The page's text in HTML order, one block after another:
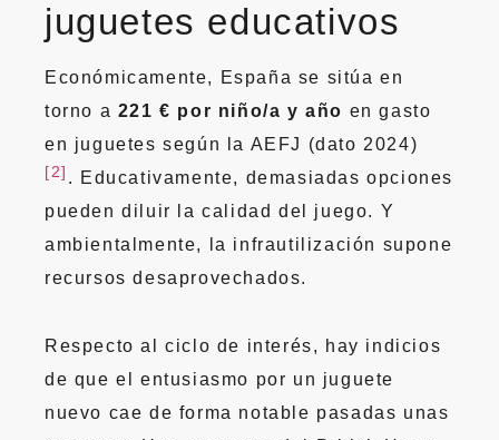
juguetes educativos
Económicamente, España se sitúa en
torno a 221 € por niño/a y año en gasto
en juguetes según la AEFJ (dato 2024)
[2] . Educativamente, demasiadas opciones
pueden diluir la calidad del juego. Y
ambientalmente, la infrautilización supone
recursos desaprovechados.
Respecto al ciclo de interés, hay indicios
de que el entusiasmo por un juguete
nuevo cae de forma notable pasadas unas